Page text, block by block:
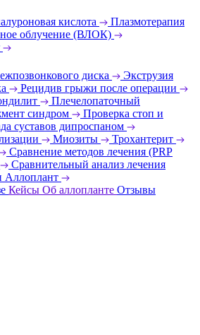
кислота
Плазмотерапия
облучение (ВЛОК)
диска
Экструзия
Рецидив грыжи после операции
Плечелопаточный
синдром
Проверка стоп и
суставов дипроспаном
Миозиты
Трохантерит
Сравнение методов лечения (PRP
Сравнительный анализ лечения
Аллоплант
Кейсы Об аллопланте Отзывы